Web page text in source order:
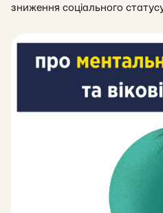
зниження соціального